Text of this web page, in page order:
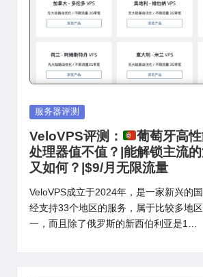
Posted
服务器评测
VeloVPS评测：
葡萄牙高
处理器值不值？|能解锁主流
又如何？|$9/月无限流量
VeloVPS成立于2024年，是一家新兴的
经支持33个地区的服务，属于比较多地
一，而且除了俄罗斯的新西伯利亚是1…